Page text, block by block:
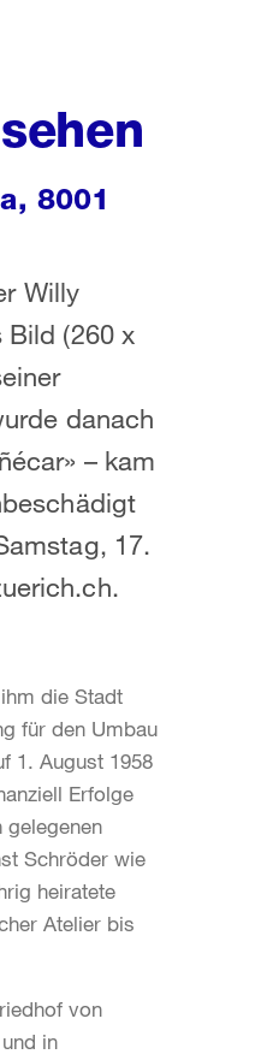
8001
Willy
Bild (260 x
danach
– kam
17.
die Stadt
für den Umbau
1. August 1958
Erfolge
gelegenen
Schröder wie
heiratete
Atelier bis
von
in